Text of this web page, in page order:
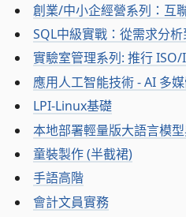
創業/中小企經營系列：互
SQL中級實戰：從需求分
實驗室管理系列: 推行
應用人工智能技術 - AI 多
LPI-Linux基礎
本地部署輕量版大語言模
童裝製作 (半截裙)
手語高階
會計文員實務